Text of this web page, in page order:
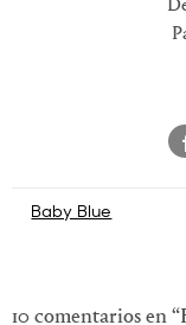
Navegación
Baby Blue
10 comentarios en “